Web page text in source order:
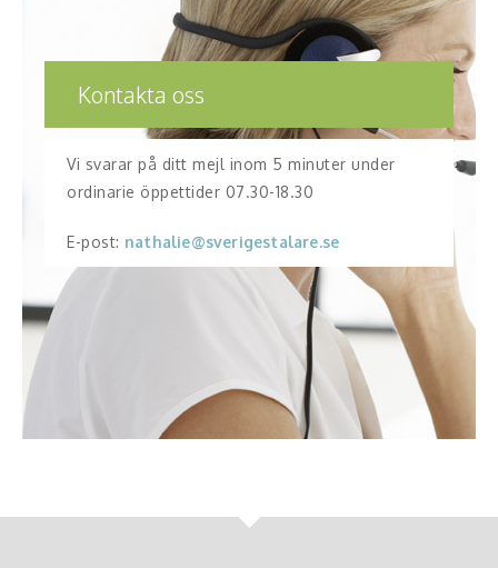
Kontakta oss
Vi svarar på ditt mejl inom 5 minuter under
ordinarie öppettider 07.30-18.30
E-post: nathalie@sverigestalare.se